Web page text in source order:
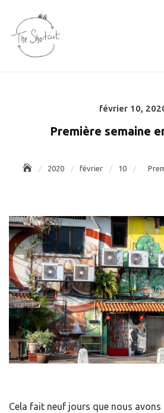
content
Posted
février 10,
Première semaine
2020 février 10
Cela fait neuf jours que nous